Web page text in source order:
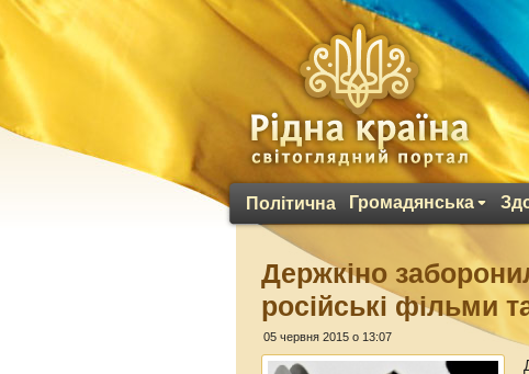
Політична Громадянська
Держкіно
російські фільми
05 червня 2015 о 13:07